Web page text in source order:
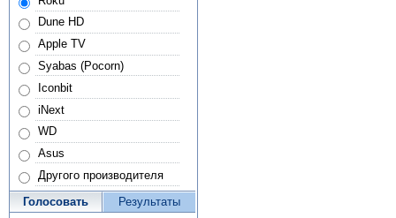
Dune HD
Apple TV
Syabas (Pocorn)
Iconbit
iNext
WD
Asus
Другого производителя
Голосовать Результаты